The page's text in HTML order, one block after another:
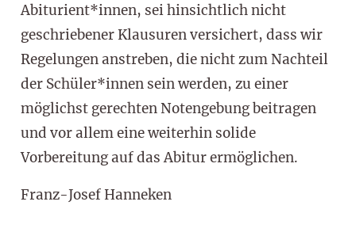
Abiturient*innen, sei hinsichtlich nicht
geschriebener Klausuren versichert, dass wir
Regelungen anstreben, die nicht zum Nachteil
der Schüler*innen sein werden, zu einer
möglichst gerechten Notengebung beitragen
und vor allem eine weiterhin solide
Vorbereitung auf das Abitur ermöglichen.
Franz-Josef Hanneken